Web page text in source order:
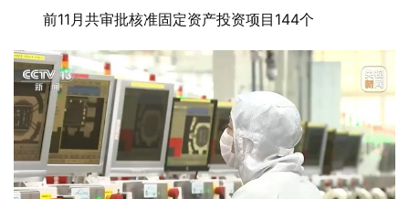
前11月共审批核准固定资产投资项目144个